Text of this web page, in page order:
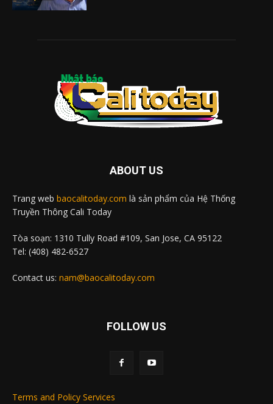
ABOUT US
Trang web baocalitoday.com là sản phẩm của Hệ Thống
Truyền Thông Cali Today
Tòa soạn: 1310 Tully Road #109, San Jose, CA 95122
Tel: (408) 482-6527
Contact us: nam@baocalitoday.com
FOLLOW US
Terms and Policy Services